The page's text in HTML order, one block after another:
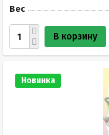
Вес
В корзину
Новинка